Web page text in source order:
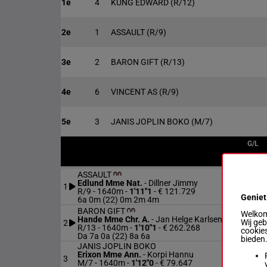
1e 4 KUNG EDWARD (R/12)
2e 1 ASSAULT (R/9)
3e 2 BARON GIFT (R/13)
4e 6 VINCENT AS (R/9)
5e 3 JANIS JOPLIN BOKO (M/7)
G/L
1
ASSAULT
Edlund Mme Nat. - Dillner Jimmy
R/9 - 1640m- 1'11"1 - € 121.729
6a 0m (22) 0m 2m 4m
2
BARON GIFT
Hande Mme Chr. A. -Jan Helge Karlsen
R/13 - 1640m- 1'10"1 - € 262.268
Da 7a 0a (22) 8a 6a
R/13
3
JANIS JOPLIN BOKO
Erixon Mme Ann. - Korpi Hannu
M/7 - 1640m- 1'12"0- € 79.647
M/7
Wij